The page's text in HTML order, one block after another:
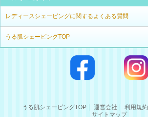
レディースシェービングに関するよくある質問
うる肌シェービングTOP
うる肌シェービングTOP 運営会社 利用規約
サイトマップ